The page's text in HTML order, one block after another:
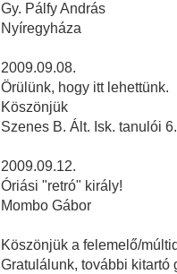
Gy. Pálfy András
Nyíregyháza
2009.09.08.
Örülünk, hogy itt lehettünk.
Köszönjük
Szenes B. Ált. Isk. tanulói
2009.09.12.
Óriási "retró" király!
Mombo Gábor
Köszönjük a felemelő/
Gratulálunk, további kitartó